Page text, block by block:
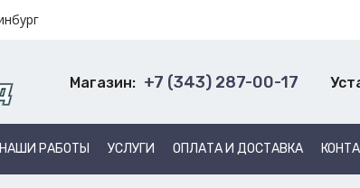
Магазин: +7 (343) 287-00-17
НАШИ РАБОТЫ УСЛУГИ ОПЛАТА И ДОСТАВКА